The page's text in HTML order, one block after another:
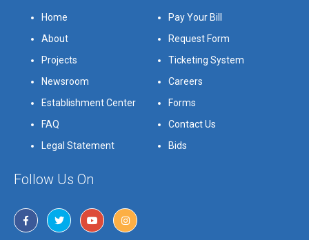
Home
Pay Your Bill
About
Request Form
Projects
Ticketing System
Newsroom
Careers
Establishment Center
Forms
FAQ
Contact Us
Legal Statement
Bids
Follow Us On